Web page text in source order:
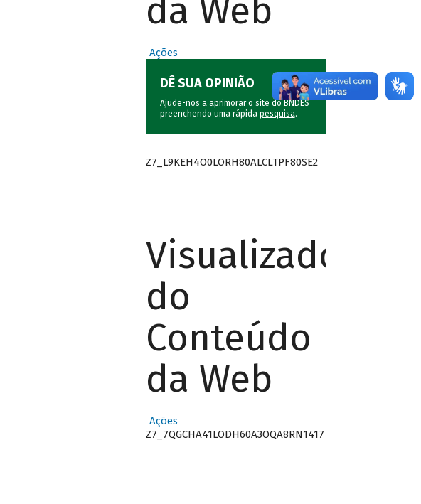
da Web
Ações
DÊ SUA OPINIÃO
Ajude-nos a aprimorar o site do BNDES
preenchendo uma rápida pesquisa.
Z7_L9KEH4O0LORH80ALCLTPF80SE2
Visualizador
do
Conteúdo
da Web
Ações
Z7_7QGCHA41LODH60A3OQA8RN1417